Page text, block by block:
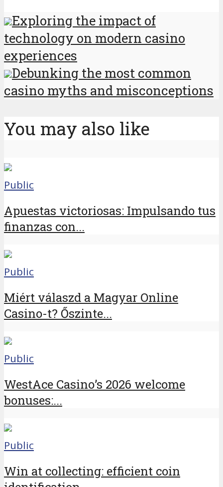
Exploring the impact of
technology on modern casino
experiences
Debunking the most common
casino myths and misconceptions
You may also like
Public
Apuestas victoriosas: Impulsando tus
finanzas con...
Public
Miért válaszd a Magyar Online
Casino-t? Őszinte...
Public
WestAce Casino’s 2026 welcome
bonuses:...
Public
Win at collecting: efficient coin